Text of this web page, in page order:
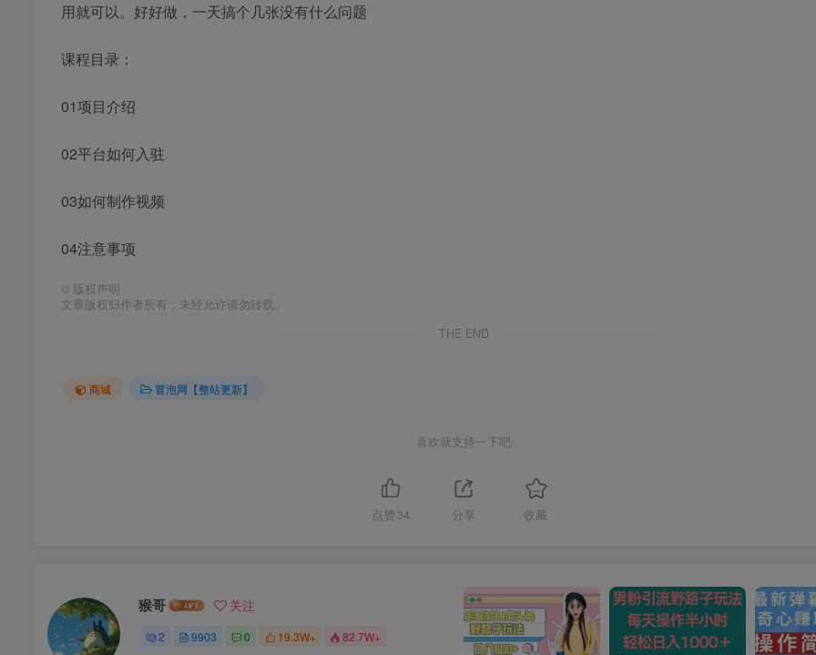
用就可以。好好做，一天搞个几张没有什么问题
课程目录：
01项目介绍
02平台如何入驻
03如何制作视频
04注意事项
© 版权声明
文章版权归作者所有，未经允许请勿转载。
THE END
商城 冒泡网【整站更新】
喜欢就支持一下吧
点赞 34 分享 收藏
猴哥 关注
2 9903 0 19.3W+ 82.7W+